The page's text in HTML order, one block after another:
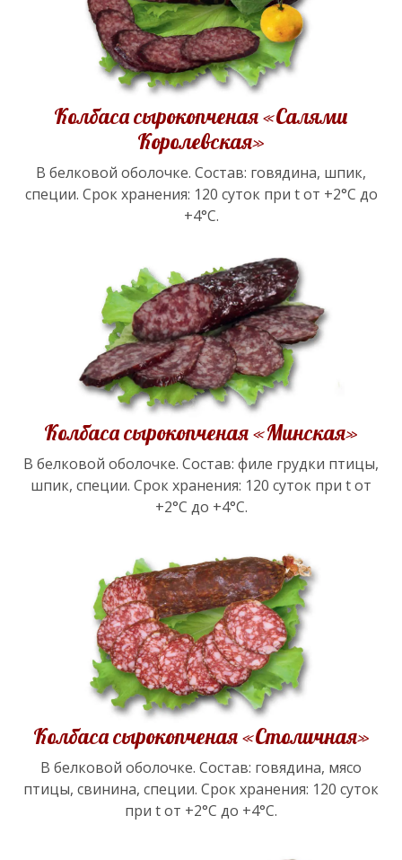
Колбаса сырокопченая «Салями
Королевская»
В белковой оболочке. Состав: говядина, шпик,
специи. Срок хранения: 120 суток при t от +2°С до
+4°С.
Колбаса сырокопченая «Минская»
В белковой оболочке. Состав: филе грудки птицы,
шпик, специи. Срок хранения: 120 суток при t от
+2°С до +4°С.
Колбаса сырокопченая «Столичная»
В белковой оболочке. Состав: говядина, мясо
птицы, свинина, специи. Срок хранения: 120 суток
при t от +2°С до +4°С.